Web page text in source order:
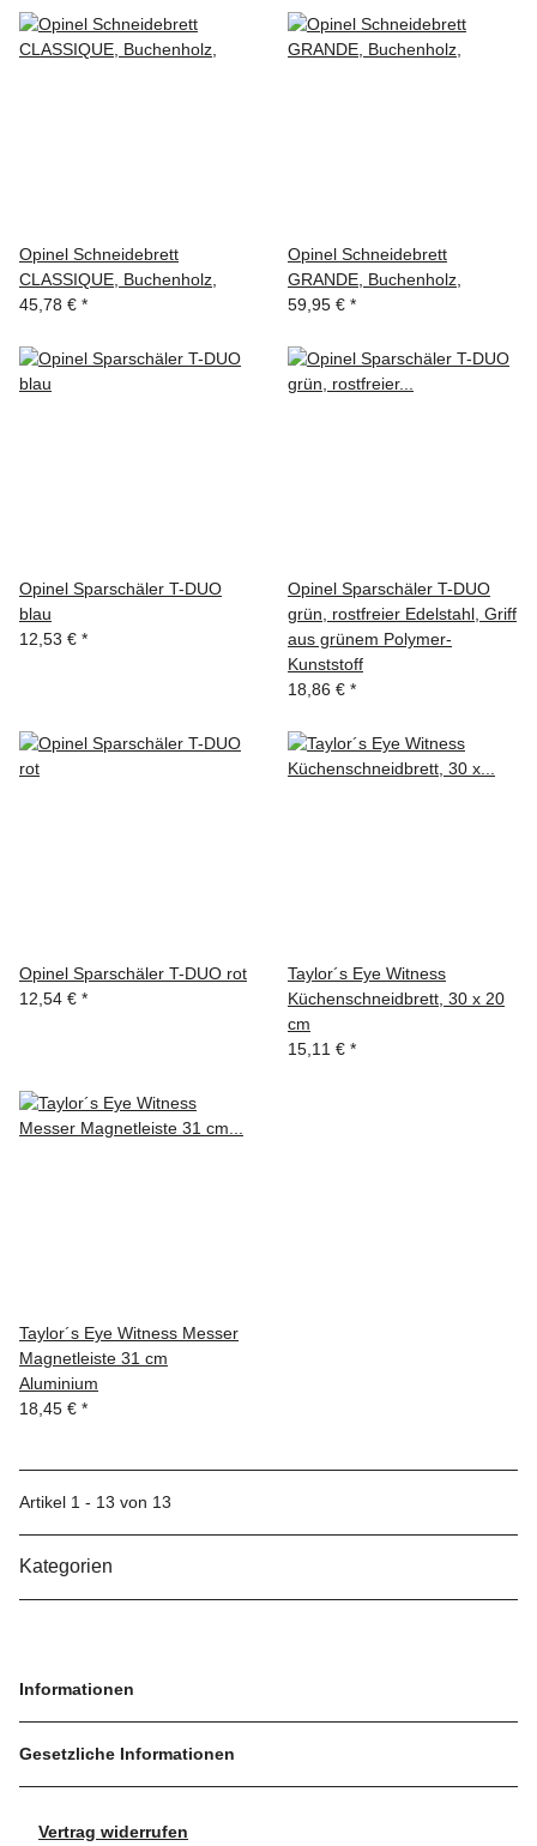
Opinel Schneidebrett
CLASSIQUE, Buchenholz,
45,78 € *
Opinel Schneidebrett
GRANDE, Buchenholz,
59,95 € *
Opinel Sparschäler T-DUO
blau
12,53 € *
Opinel Sparschäler T-DUO
grün, rostfreier Edelstahl, Griff
aus grünem Polymer-
Kunststoff
18,86 € *
Opinel Sparschäler T-DUO rot
12,54 € *
Taylor´s Eye Witness
Küchenschneidbrett, 30 x 20
cm
15,11 € *
Taylor´s Eye Witness Messer
Magnetleiste 31 cm
Aluminium
18,45 € *
Artikel 1 - 13 von 13
Kategorien
Informationen
Gesetzliche Informationen
Vertrag widerrufen